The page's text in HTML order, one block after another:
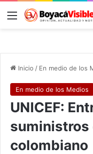
Menú
Inicio / En medio de los
En medio de los Medios
UNICEF:
suministros
colombiano